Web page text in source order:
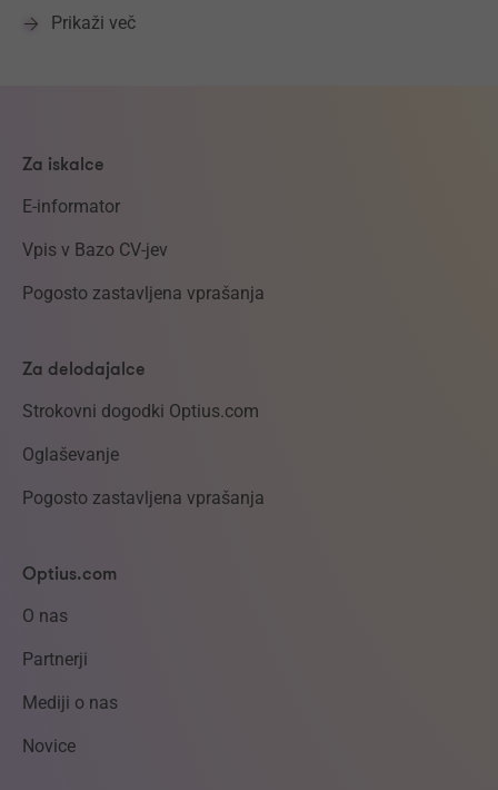
Prikaži več
Za iskalce
E-informator
Vpis v Bazo CV-jev
Pogosto zastavljena vprašanja
Za delodajalce
Strokovni dogodki Optius.com
Oglaševanje
Pogosto zastavljena vprašanja
Optius.com
O nas
Partnerji
Mediji o nas
Novice